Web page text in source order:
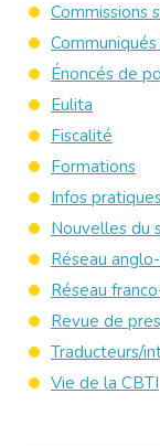
Commissions
Énoncés de
Eulita
Fiscalité
Formations
Infos
Nouvelles du
Réseau
Réseau
Revue de
Traducteurs/
Vie de la CBTI